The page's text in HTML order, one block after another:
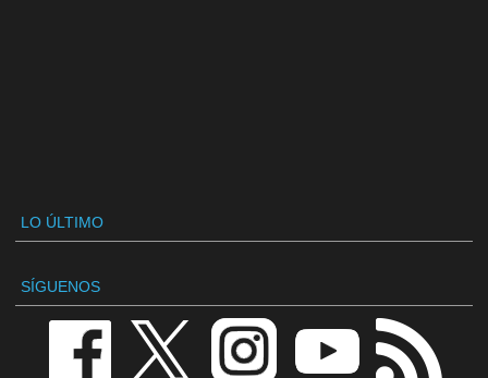
LO ÚLTIMO
SÍGUENOS